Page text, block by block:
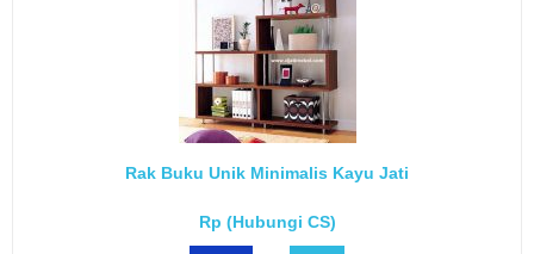
Rak Buku Unik Minimalis Kayu Jati
Rp (Hubungi CS)